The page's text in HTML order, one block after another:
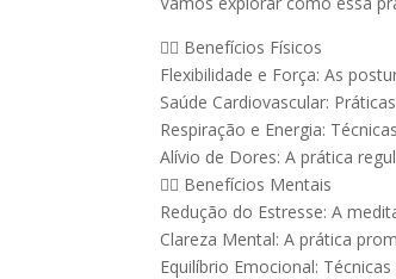
🧘‍♀️ Benefícios Físicos
Flexibilidade e Força: As
Saúde Cardiovascular:
Respiração e Energia:
Alívio de Dores: A prática
🧘‍♂️ Benefícios Mentais
Redução do Estresse: A
Clareza Mental: A prática
Equilíbrio Emocional: